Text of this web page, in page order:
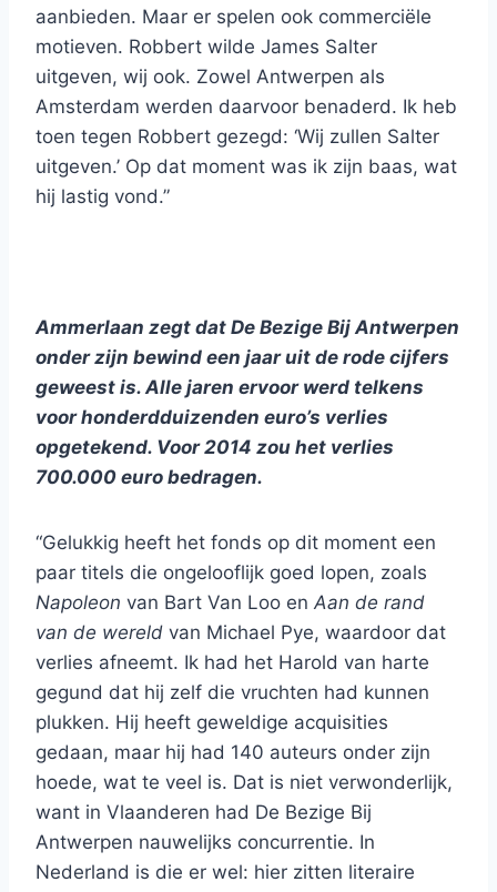
aanbieden. Maar er spelen ook commerciële
motieven. Robbert wilde James Salter
uitgeven, wij ook. Zowel Antwerpen als
Amsterdam werden daarvoor benaderd. Ik heb
toen tegen Robbert gezegd: ‘Wij zullen Salter
uitgeven.’ Op dat moment was ik zijn baas, wat
hij lastig vond.”
Ammerlaan zegt dat De Bezige Bij Antwerpen
onder zijn bewind een jaar uit de rode cijfers
geweest is. Alle jaren ervoor werd telkens
voor honderdduizenden euro’s verlies
opgetekend. Voor 2014 zou het verlies
700.000 euro bedragen.
“Gelukkig heeft het fonds op dit moment een
paar titels die ongelooflijk goed lopen, zoals
Napoleon van Bart Van Loo en Aan de rand
van de wereld van Michael Pye, waardoor dat
verlies afneemt. Ik had het Harold van harte
gegund dat hij zelf die vruchten had kunnen
plukken. Hij heeft geweldige acquisities
gedaan, maar hij had 140 auteurs onder zijn
hoede, wat te veel is. Dat is niet verwonderlijk,
want in Vlaanderen had De Bezige Bij
Antwerpen nauwelijks concurrentie. In
Nederland is die er wel: hier zitten literaire